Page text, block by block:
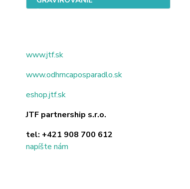
www.jtf.sk
www.odhrncaposparadlo.sk
eshop.jtf.sk
JTF partnership s.r.o.
tel: +421 908 700 612
napíšte nám